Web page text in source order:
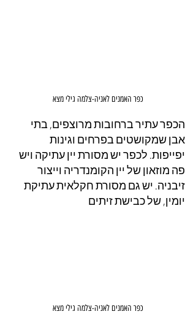
כפר האמנים לאניה-צלמה גילי מצא
הכפר עתיר ברחובות מרוצפים, בתי
אבן שמקושטים בפרחים וגינות
יפייפות. לכפר יש מסורת יין עתיקה ויש
פה מוזאון של יין הקומנדריה וייצור
זיבניה. יש גם מסורת חקלאית עתיקת
יומין, של כבישת זיתים
כפר האמנים לאניה-צלמה גילי מצא